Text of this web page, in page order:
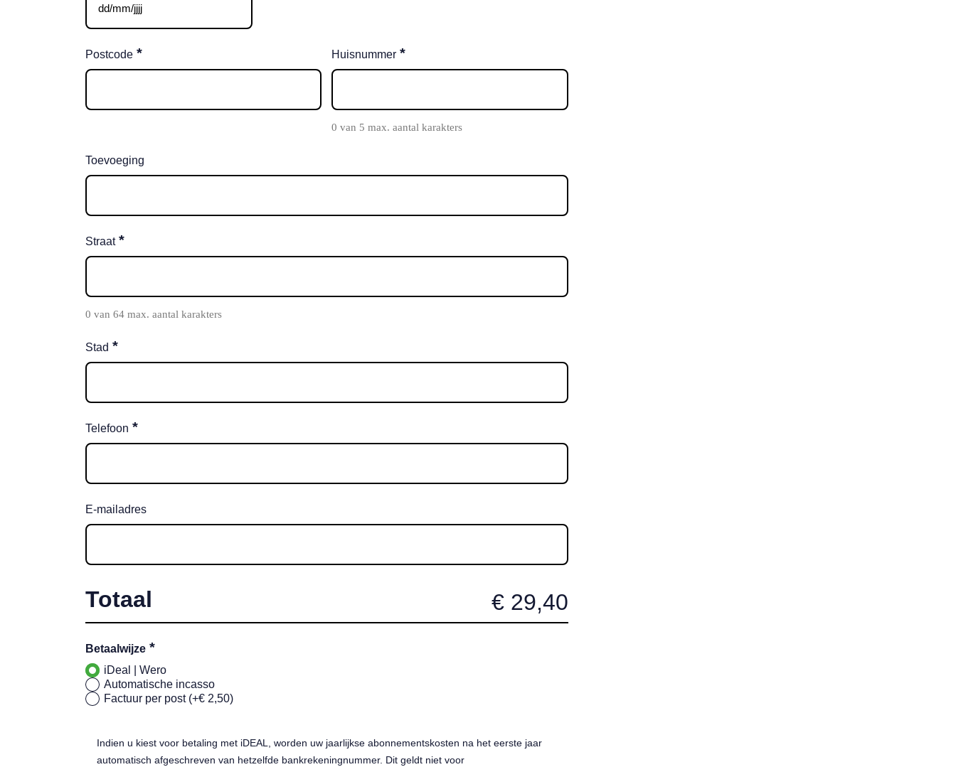
DD
slash
MM
slash
Postcode * Huisnummer *
0 van 5 max. aantal karakters
Toevoeging
Straat *
0 van 64 max. aantal karakters
Stad *
Telefoon *
E-mailadres
Totaal
Betaalwijze *
iDeal | Wero
Automatische incasso
Factuur per post (+€ 2,50)
Indien u kiest voor betaling met iDEAL, worden uw jaarlijkse abonnementskosten na het eerste jaar
automatisch afgeschreven van hetzelfde bankrekeningnummer. Dit geldt niet voor